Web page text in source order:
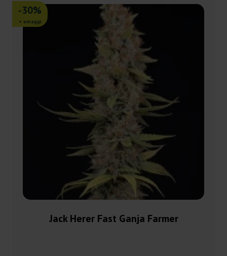
-30%
+ omaggi
Jack Herer Fast Ganja Farmer